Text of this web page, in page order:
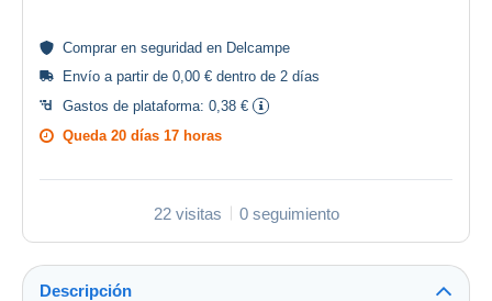
Comprar en seguridad en Delcampe
Envío a partir de 0,00 € dentro de 2 días
Gastos de plataforma: 0,38 €
Queda 20 días 17 horas
22 visitas 0 seguimiento
Descripción